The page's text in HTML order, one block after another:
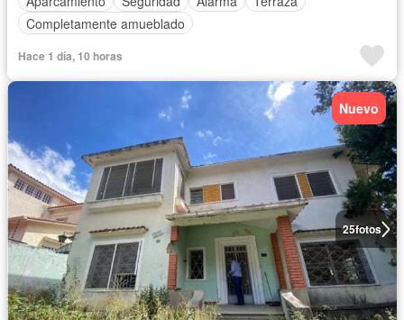
Completamente amueblado
Hace 1 día, 10 horas
25fotos
Nuevo